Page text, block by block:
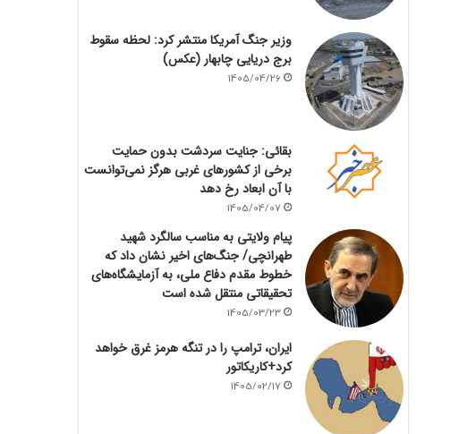
وزیر جنگ آمریکا منتشر کرد: لحظه سقوط
برج دریایی چابهار (عکس)
1405/04/26
بقائی: جنایت سردشت بدون حمایت
برخی از کشورهای غربی هرگز نمی‌توانست
با آن ابعاد رخ دهد
1405/04/07
پیام ولایتی به مناسب سالگرد شهید
طهرانچی/ جنگ‌های اخیر نشان داد که
خطوط مقدم دفاع ملی، به آزمایشگاه‌های
تحقیقاتی منتقل شده است
1405/03/23
ایران، ترامپ را در تنگه هرمز غرق خواهد
کرد+کاریکاتور
1405/02/17